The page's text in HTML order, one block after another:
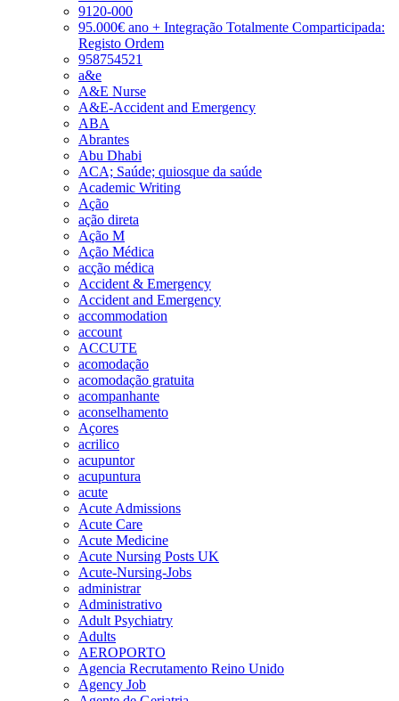
9120-000
95.000€ ano + Integração Totalmente Comparticipada:
Registo Ordem
958754521
a&e
A&E Nurse
A&E-Accident and Emergency
ABA
Abrantes
Abu Dhabi
ACA; Saúde; quiosque da saúde
Academic Writing
Ação
ação direta
Ação M
Ação Médica
acção médica
Accident & Emergency
Accident and Emergency
accommodation
account
ACCUTE
acomodação
acomodação gratuita
acompanhante
aconselhamento
Açores
acrilico
acupuntor
acupuntura
acute
Acute Admissions
Acute Care
Acute Medicine
Acute Nursing Posts UK
Acute-Nursing-Jobs
administrar
Administrativo
Adult Psychiatry
Adults
AEROPORTO
Agencia Recrutamento Reino Unido
Agency Job